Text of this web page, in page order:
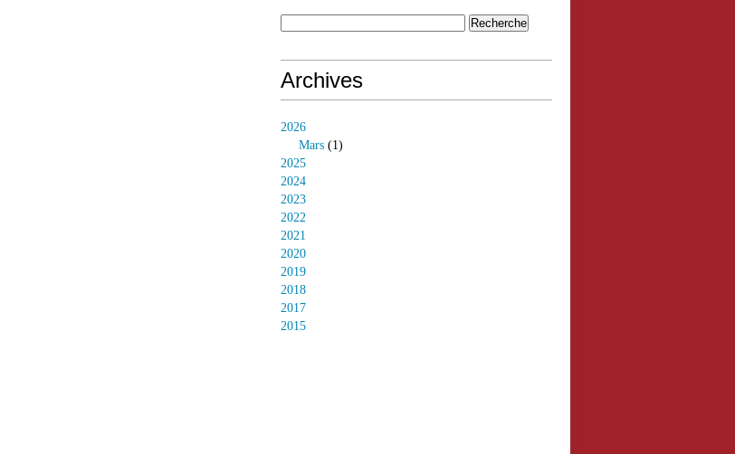
Archives
2026
Mars (1)
2025
2024
2023
2022
2021
2020
2019
2018
2017
2015